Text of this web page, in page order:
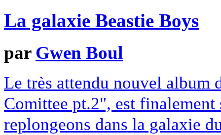
La galaxie Beastie Boys
par Gwen Boul
Le très attendu nouvel album
Comittee pt.2", est
replongeons dans la galaxie